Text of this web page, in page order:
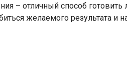
– отличный способ
желаемого результата и